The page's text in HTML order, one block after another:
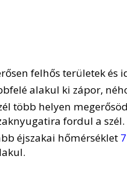
felhős területek és
alakul ki zápor,
több helyen
fordul a szél.
éjszakai hőmérséklet